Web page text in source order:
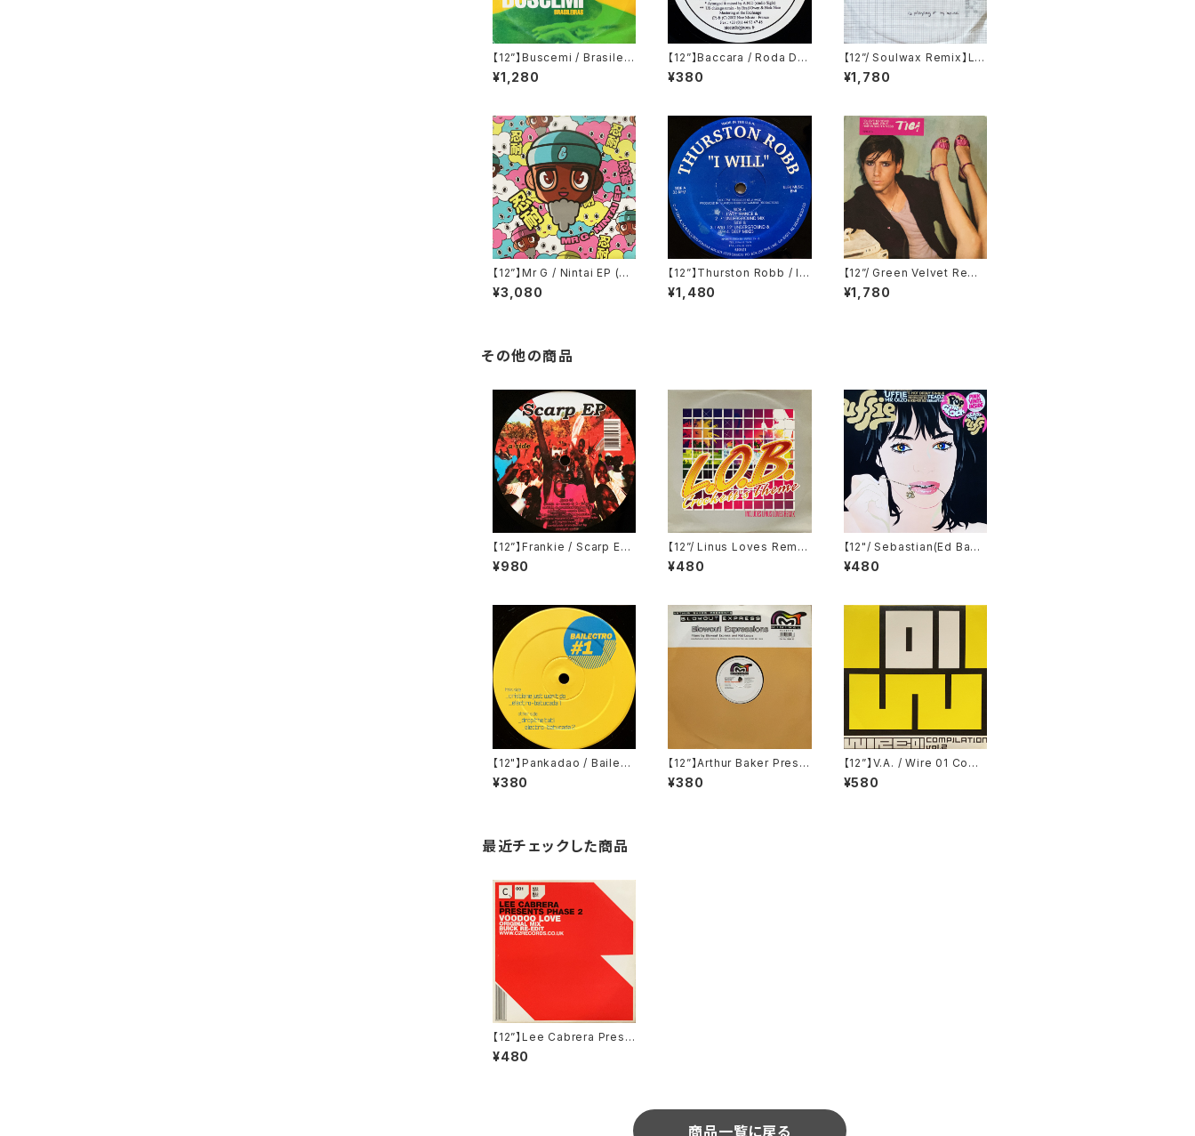
【12”】Buscemi / Brasileir
as (Downsall Plastics)
(DSL 042)
¥1,280
【12”】Baccara / Roda Da
Vida (Nice Music) (NVN
63000)
¥380
【12”/ Soulwax Remix】LC
D Soundsystem / Daft P
unk Is Playing At My Ho
¥1,780
【12”】Mr G / Nintai EP (Ph
oenix G.) (PG077)
¥3,080
【12”】Thurston Robb / I
Will (Acacia Records) (A
R021)
¥1,480
【12”/ Green Velvet Remi
x】Tiga / Shoes (Differe
nt) (DIFB 1216T)
¥1,780
その他の商品
【12”】Frankie / Scarp EP
(Faste Music) (FASTE01)
¥980
【12”/ Linus Loves Remi
x】L.O.B. / Crockett's Th
eme (Nebula) (NEBT07
¥480
【12"/ Sebastian(Ed Bang
er) Remix】Uffie / Pop T
he Glock / Ready To Uff
¥480
【12"】Pankadao / Bailectr
o #1 (bailectro) ‎(BR001)
¥380
【12”】Arthur Baker Prese
nts Blowout Express / Bl
owout Expressions (Min
¥380
【12”】V.A. / Wire 01 Comp
ilation Vol. 2 (Ki/oon) (S
YUM 0198)
¥580
最近チェックした商品
【12”】Lee Cabrera Prese
nts Phase 2 / Voodoo L
ove (Cr2 Records) (12C2
¥480
商品一覧に戻る